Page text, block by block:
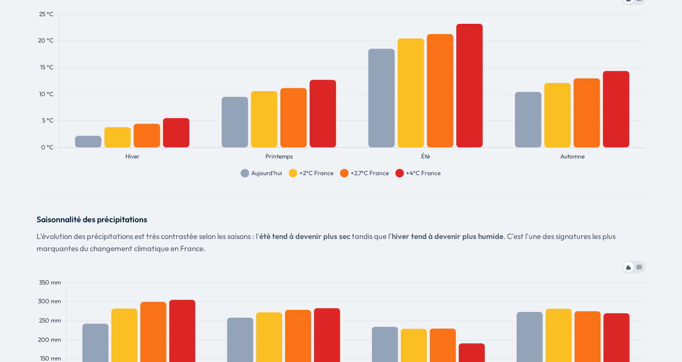
Saisonnalité des précipitations
L'évolution des précipitations est très contrastée selon les saisons : l'été tend à devenir plus sectandis que l'hiver tend à devenir plus humide. C'est l'une des signatures les plus
marquantes du changement climatique en France.